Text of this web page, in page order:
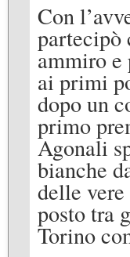
Con
partecipò
ammiro e
ai primi
dopo un
primo
Agonali
bianche
delle
posto tra
Torino